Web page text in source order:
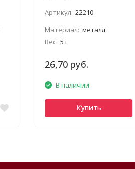
Артикул: 22210
Материал: металл
Вес: 5 г
26,70 руб.
В наличии
Купить